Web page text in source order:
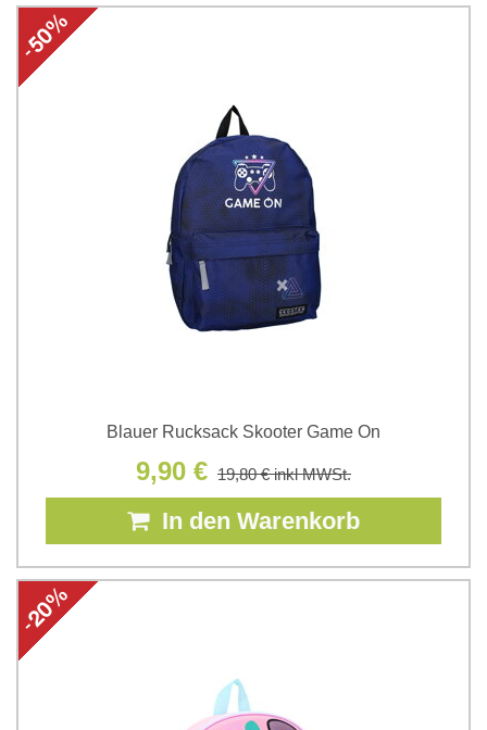
Blauer Rucksack Skooter Game On
9,90 € 19,80 €inkl MWSt.
In den Warenkorb